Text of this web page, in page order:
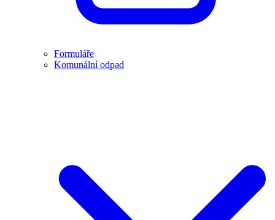
Formuláře
Komunální odpad